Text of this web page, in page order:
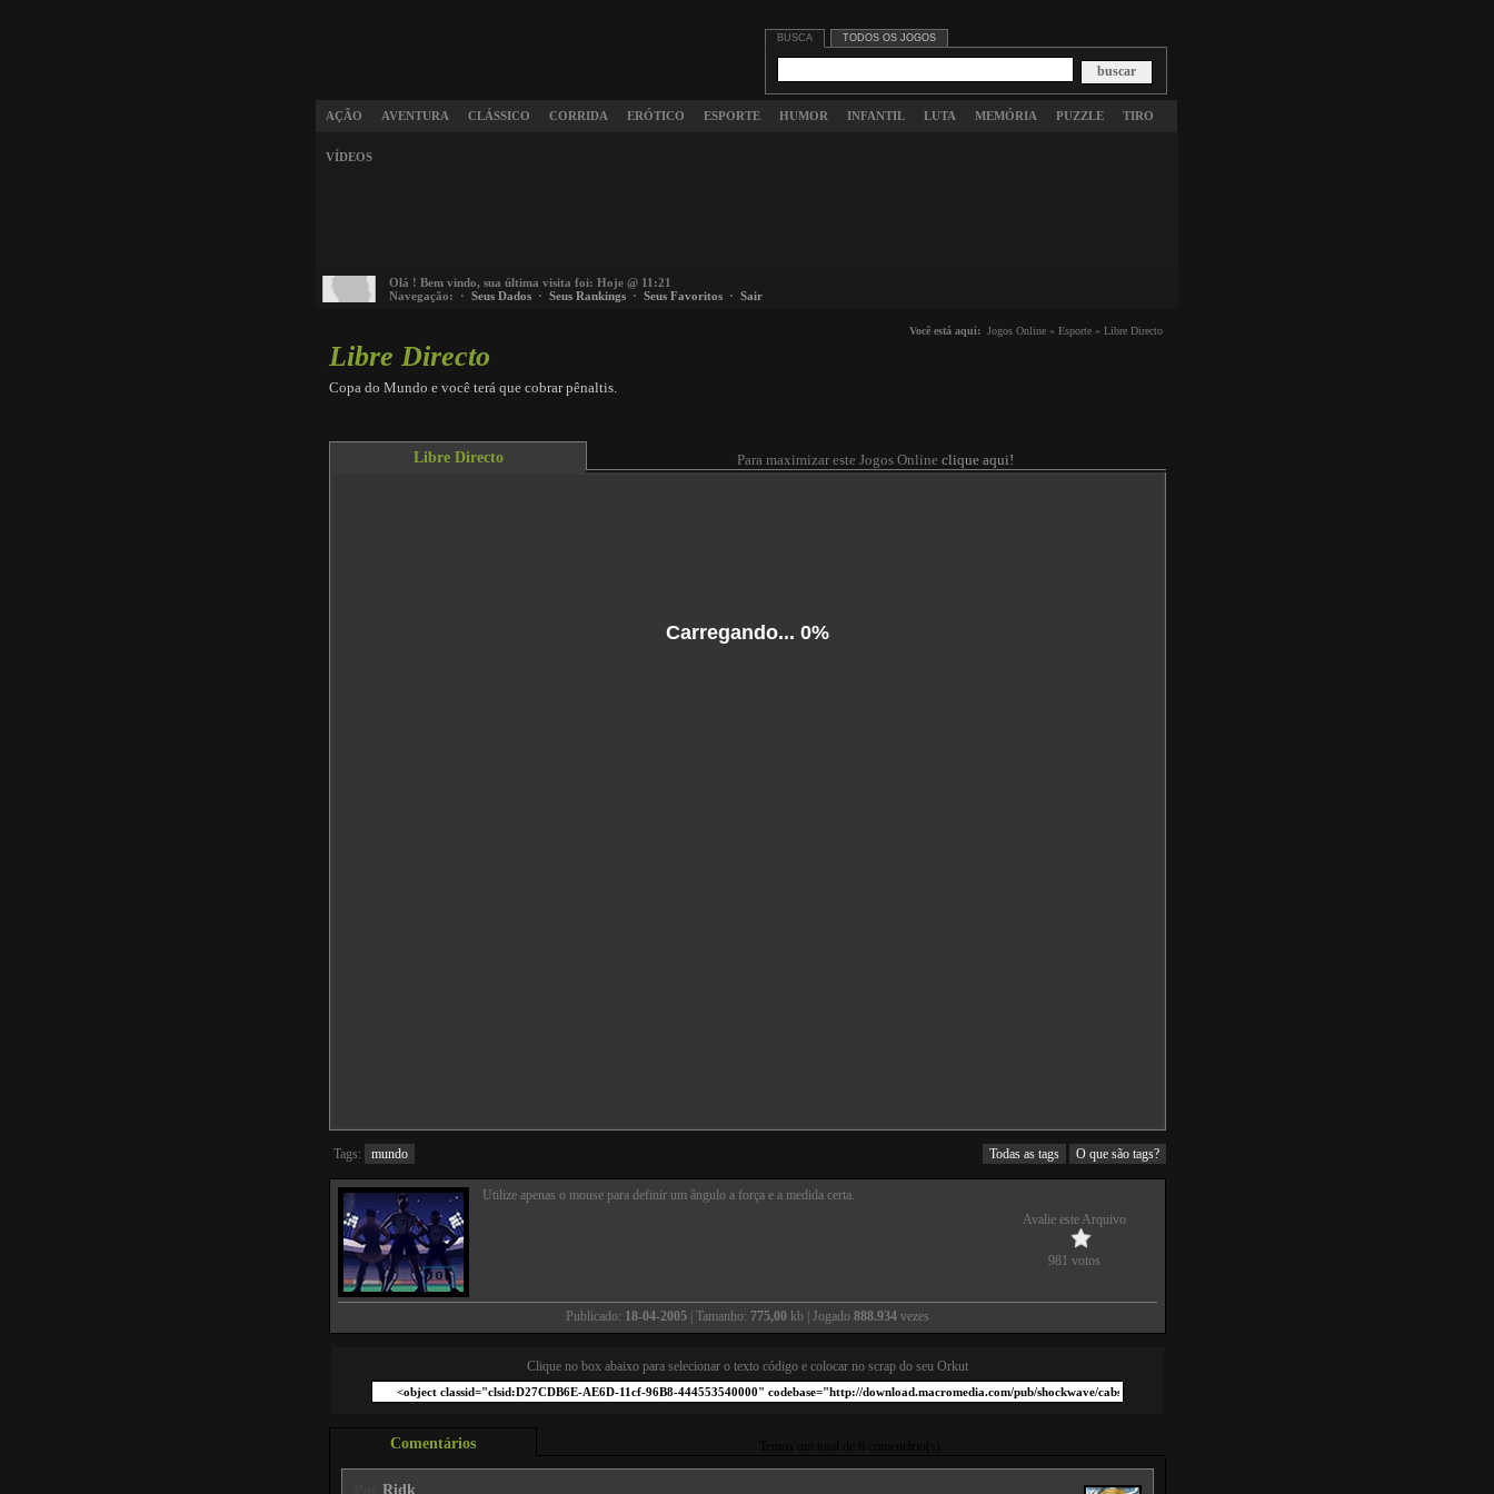
BUSCA TODOS OS JOGOS
AÇÃO AVENTURA CLÁSSICO CORRIDA ERÓTICO ESPORTE HUMOR INFANTIL LUTA MEMÓRIA PUZZLE TIRO
VÍDEOS
Olá ! Bem vindo, sua última visita foi: Hoje @ 11:21
Navegação: · Seus Dados · Seus Rankings · Seus Favoritos · Sair
Você está aqui: Jogos Online » Esporte » Libre Directo
Libre Directo
Copa do Mundo e você terá que cobrar pênaltis.
Libre Directo Para maximizar este Jogos Online clique aqui!
Carregando... 0%
Tags: mundo Todas as tags O que são tags?
Utilize apenas o mouse para definir um ângulo a força e a medida certa.
Avalie este Arquivo
981 votos
Publicado: 18-04-2005 | Tamanho: 775,00 kb | Jogado 888.934 vezes
Clique no box abaixo para selecionar o texto código e colocar no scrap do seu Orkut
Comentários
Ridk